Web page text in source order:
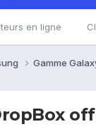
en ligne
Gamme